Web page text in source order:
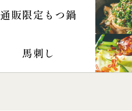
通販限定もつ鍋
馬刺し